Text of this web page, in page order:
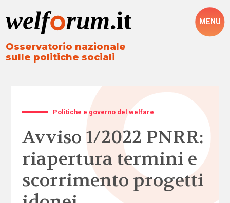
Osservatorio nazionale
sulle politiche sociali
MENU
Politiche e governo del welfare
Avviso 1/2022 PNRR:
riapertura termini e
scorrimento progetti